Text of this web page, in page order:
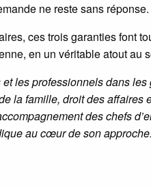
ne reste sans réponse.
ces trois garanties font
en un véritable atout au
les professionnels dans
la famille, droit des
des chefs
au cœur de son approche.